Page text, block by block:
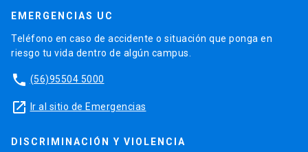
EMERGENCIAS UC
Teléfono en caso de accidente o situación que ponga en
riesgo tu vida dentro de algún campus.
phone (56)95504 5000
launch Ir al sitio de Emergencias
DISCRIMINACIÓN Y VIOLENCIA